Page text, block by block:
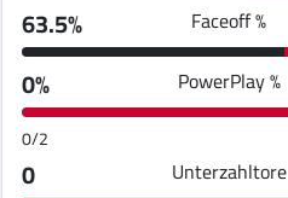
63.5%
Faceoff %
0%
PowerPlay %
0/2
0 Unterzahltore